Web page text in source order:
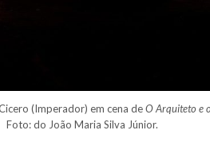
(Imperador) em cena deO Arquiteto e
Foto: do João Maria Silva Júnior.